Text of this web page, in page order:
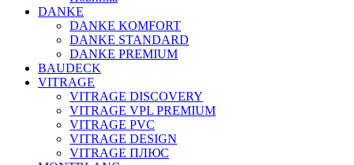
DANKE
DANKE KOMFORT
DANKE STANDARD
DANKE PREMIUM
BAUDECK
VITRAGE
VITRAGE DISCOVERY
VITRAGE VPL PREMIUM
VITRAGE PVC
VITRAGE DESIGN
VITRAGE ПЛЮС